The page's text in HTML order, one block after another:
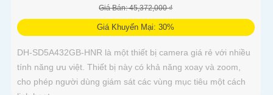
Giá Bán: 45,372,000 ₫
Giá Khuyến Mại: 30%
DH-SD5A432GB-HNR là một thiết bị camera giá rẻ với nhiều
tính năng ưu việt. Thiết bị này có khả năng xoay và zoom,
cho phép người dùng giám sát các vùng mục tiêu một cách